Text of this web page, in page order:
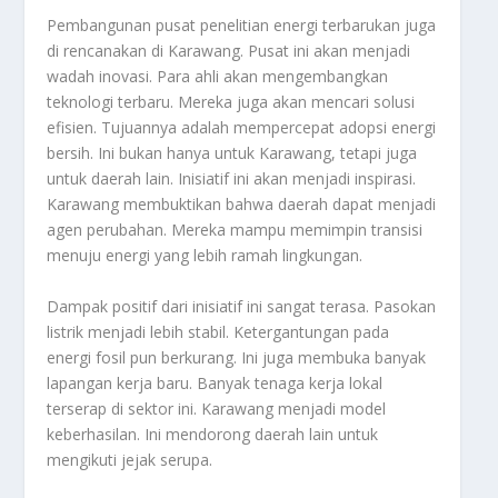
Pembangunan pusat penelitian energi terbarukan juga
di rencanakan di Karawang. Pusat ini akan menjadi
wadah inovasi. Para ahli akan mengembangkan
teknologi terbaru. Mereka juga akan mencari solusi
efisien. Tujuannya adalah mempercepat adopsi energi
bersih. Ini bukan hanya untuk Karawang, tetapi juga
untuk daerah lain. Inisiatif ini akan menjadi inspirasi.
Karawang membuktikan bahwa daerah dapat menjadi
agen perubahan. Mereka mampu memimpin transisi
menuju energi yang lebih ramah lingkungan.
Dampak positif dari inisiatif ini sangat terasa. Pasokan
listrik menjadi lebih stabil. Ketergantungan pada
energi fosil pun berkurang. Ini juga membuka banyak
lapangan kerja baru. Banyak tenaga kerja lokal
terserap di sektor ini. Karawang menjadi model
keberhasilan. Ini mendorong daerah lain untuk
mengikuti jejak serupa.